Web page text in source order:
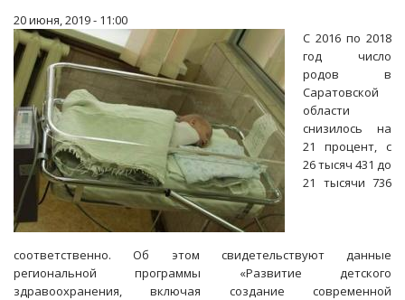
20 июня, 2019 - 11:00
С 2016 по 2018
год число
родов в
Саратовской
области
снизилось на
21 процент, с
26 тысяч 431 до
21 тысячи 736
соответственно. Об этом свидетельствуют данные
региональной программы «Развитие детского
здравоохранения, включая создание современной